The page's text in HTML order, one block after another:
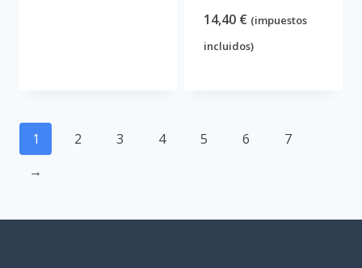
14,40 € (impuestos
incluidos)
1 2 3 4 5 6
7
→